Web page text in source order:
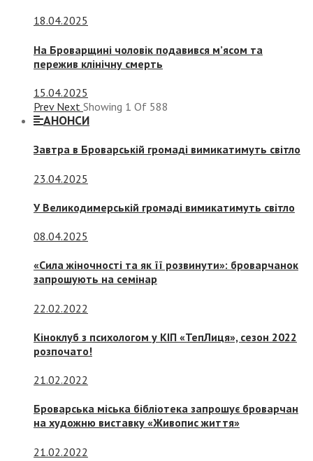
18.04.2025
На Броварщині чоловік подавився м’ясом та
пережив клінічну смерть
15.04.2025
Prev Next Showing 1 Of 588
АНОНСИ
Завтра в Броварській громаді вимикатимуть світло
23.04.2025
У Великодимерській громаді вимикатимуть світло
08.04.2025
«Сила жіночності та як її розвинути»: броварчанок
запрошують на семінар
22.02.2022
Кіноклуб з психологом у КІП «ТепЛиця», сезон 2022
розпочато!
21.02.2022
Броварська міська бібліотека запрошує броварчан
на художню виставку «Живопис життя»
21.02.2022